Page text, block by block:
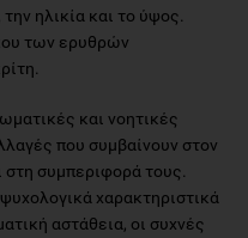
ηλικία και το ύψος.
των ερυθρών
και νοητικές
που συμβαίνουν στον
συμπεριφορά τους.
χαρακτηριστικά
αστάθεια, οι συχνές